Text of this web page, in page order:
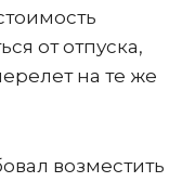
от отпуска,
на те же
возместить